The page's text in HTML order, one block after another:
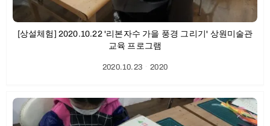
[상설체험] 2020.10.22 '리본자수 가을 풍경 그리기' 상원미술관
교육 프로그램
2020.10.23ㆍ2020